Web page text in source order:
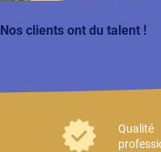
Nos clients ont du talent !
Qualité